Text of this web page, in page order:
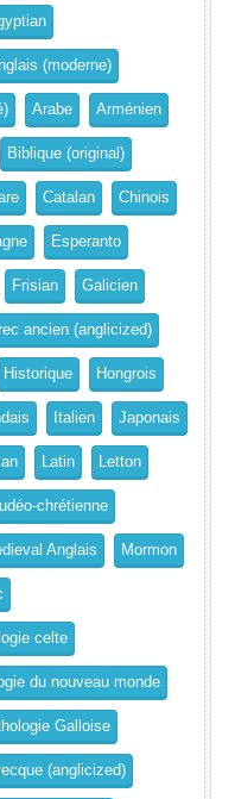
(moderne)
Arabe Arménien
Biblique (original)
Catalan Chinois
Esperanto
Frisian Galicien
ancien (anglicized)
Historique Hongrois
Italien Japonais
Latin Letton
chrétienne
Anglais Mormon
celte
du nouveau monde
Galloise
(anglicized)